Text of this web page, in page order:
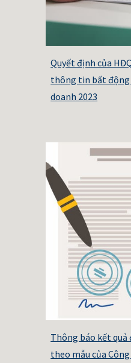
Quyết định của
thông tin bất động
doanh 2023
Thông báo kết quả
theo mẫu của